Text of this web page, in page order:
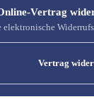
Vertrag
elektronische
Vertrag